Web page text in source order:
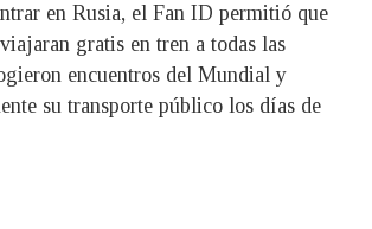
en Rusia, el Fan ID permitió que
gratis en tren a todas las
encuentros del Mundial y
su transporte público los días de